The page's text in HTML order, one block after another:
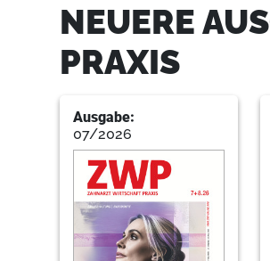
NEUERE
PRAXIS
Ausgabe:
07/2026